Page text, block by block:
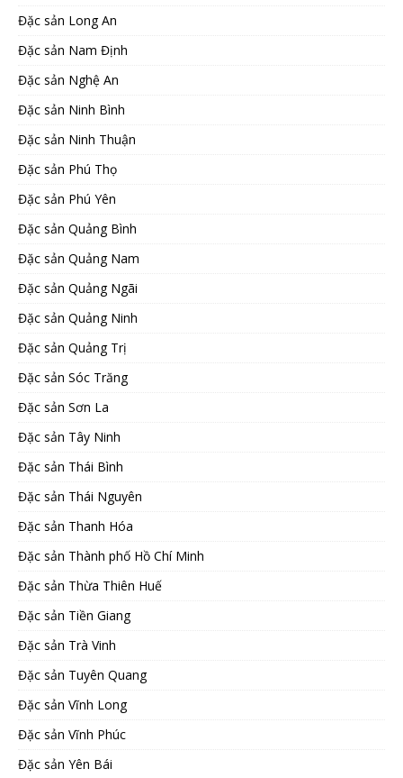
Đặc sản Long An
Đặc sản Nam Định
Đặc sản Nghệ An
Đặc sản Ninh Bình
Đặc sản Ninh Thuận
Đặc sản Phú Thọ
Đặc sản Phú Yên
Đặc sản Quảng Bình
Đặc sản Quảng Nam
Đặc sản Quảng Ngãi
Đặc sản Quảng Ninh
Đặc sản Quảng Trị
Đặc sản Sóc Trăng
Đặc sản Sơn La
Đặc sản Tây Ninh
Đặc sản Thái Bình
Đặc sản Thái Nguyên
Đặc sản Thanh Hóa
Đặc sản Thành phố Hồ Chí Minh
Đặc sản Thừa Thiên Huế
Đặc sản Tiền Giang
Đặc sản Trà Vinh
Đặc sản Tuyên Quang
Đặc sản Vĩnh Long
Đặc sản Vĩnh Phúc
Đặc sản Yên Bái